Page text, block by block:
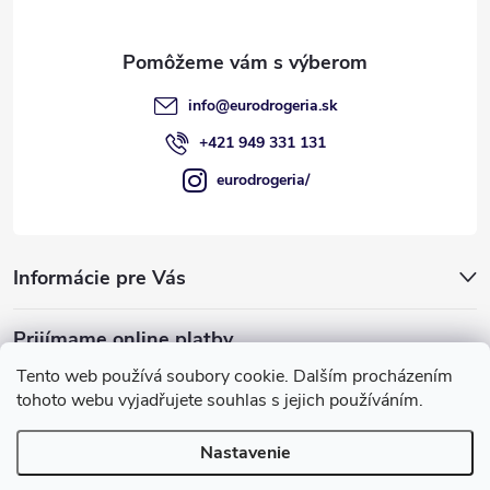
Tento web používá soubory cookie. Dalším procházením
tohoto webu vyjadřujete souhlas s jejich používáním.
Nastavenie
Informácie pre Vás
info@eurodrogeria.sk
+421 949 331 131
eurodrogeria/
Prijímame online platby
Copyright 2026eurodrogeria. Všetky práva vyhradené.Upraviť